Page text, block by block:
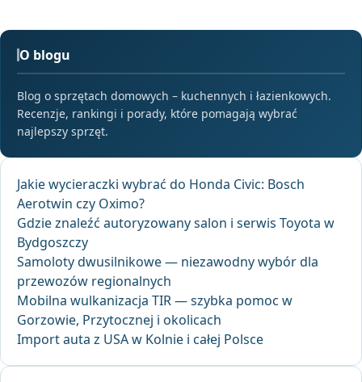
O blogu
Blog o sprzętach domowych – kuchennych i łazienkowych.
Recenzje, rankingi i porady, które pomagają wybrać
najlepszy sprzęt.
Jakie wycieraczki wybrać do Honda Civic: Bosch
Aerotwin czy Oximo?
Gdzie znaleźć autoryzowany salon i serwis Toyota w
Bydgoszczy
Samoloty dwusilnikowe — niezawodny wybór dla
przewozów regionalnych
Mobilna wulkanizacja TIR — szybka pomoc w
Gorzowie, Przytocznej i okolicach
Import auta z USA w Kolnie i całej Polsce